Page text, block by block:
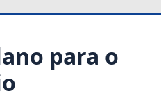
para o